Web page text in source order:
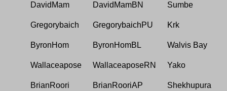
DavidMam DavidMamBN Sumbe
Gregorybaich GregorybaichPU Krk
ByronHom ByronHomBL Walvis Bay
Wallaceapose WallaceaposeRN Yako
BrianRoori BrianRooriAP Shekhupura